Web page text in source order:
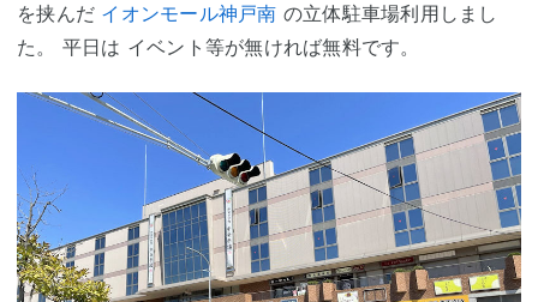
を挟んだ イオンモール神戸南 の立体駐車場利用しまし
た。 平日は イベント等が無ければ無料です。